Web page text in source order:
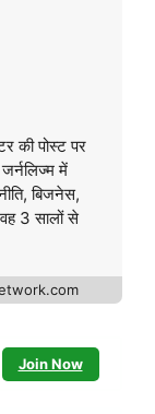
की पोस्ट पर
में
बिजनेस,
3 सालों से
Join Now